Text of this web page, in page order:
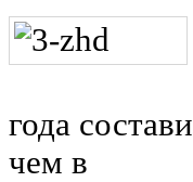
года
чем в